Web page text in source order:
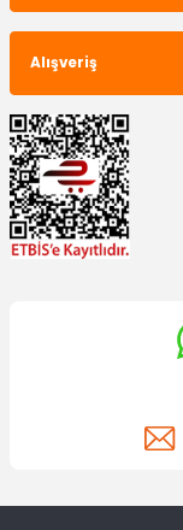
Alışveriş